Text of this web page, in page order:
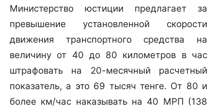
Министерство юстиции предлагает за
превышение установленной скорости
движения транспортного средства на
величину от 40 до 80 километров в час
штрафовать на 20-месячный расчетный
показатель, а это 69 тысяч тенге. От 80 и
более км/час наказывать на 40 МРП (138